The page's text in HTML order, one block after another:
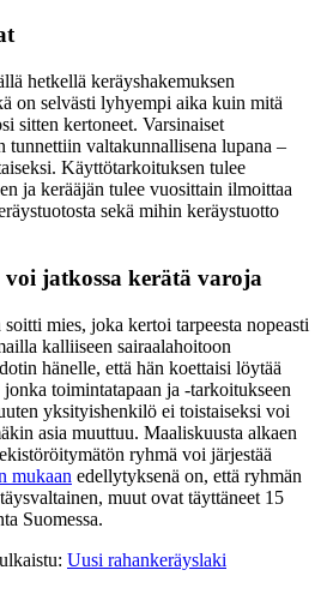
hetkellä keräyshakemuksen
on selvästi lyhyempi aika kuin mitä
sitten kertoneet. Varsinaiset
tunnettiin valtakunnallisena lupana –
Käyttötarkoituksen tulee
ja kerääjän tulee vuosittain ilmoittaa
sekä mihin keräystuotto
jatkossa kerätä varoja
mies, joka kertoi tarpeesta nopeasti
kalliiseen sairaalahoitoon
hänelle, että hän koettaisi löytää
toimintatapaan ja -tarkoitukseen
yksityishenkilö ei toistaiseksi voi
asia muuttuu. Maaliskuusta alkaen
ryhmä voi järjestää
mukaan edellytyksenä on, että ryhmän
muut ovat täyttäneet 15
Suomessa.
Uusi rahankeräyslaki